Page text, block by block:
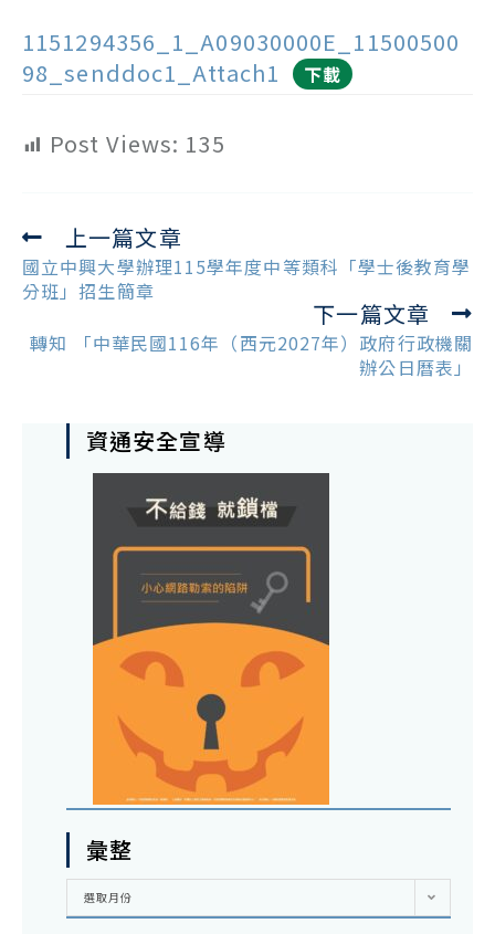
1151294356_1_A09030000E_11500500
98_senddoc1_Attach1
下載
Post Views: 135
Read
more
articles
上一篇文章
國立中興大學辦理115學年度中等類科「學士後教育學
分班」招生簡章
下一篇文章
轉知 「中華民國116年（西元2027年）政府行政機關
辦公日曆表」
資通安全宣導
彙整
彙
選取月份